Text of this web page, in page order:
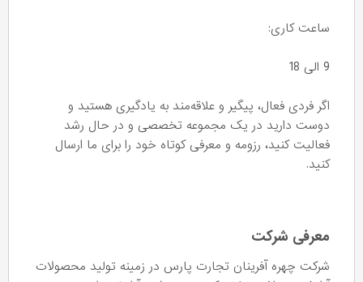
ساعت کاری:
9 الی 18
اگر فردی فعال، پیگیر و علاقه‌مند به یادگیری هستید و
دوست دارید در یک مجموعه تخصصی و در حال رشد
فعالیت کنید، رزومه و معرفی کوتاه خود را برای ما ارسال
کنید.
معرفی شرکت
شرکت چهره آفرینان تجارت پارس در زمینه تولید محصولات